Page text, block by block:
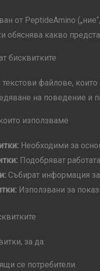
от PeptideAmino
обяснява какво
бисквитките
файлове,
на поведение и
използваме
Необходими за
Подобряват
Събират информация за
Използвани за
за да:
се потребители.